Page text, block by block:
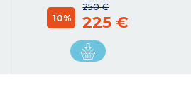
250 €
10% 225 €